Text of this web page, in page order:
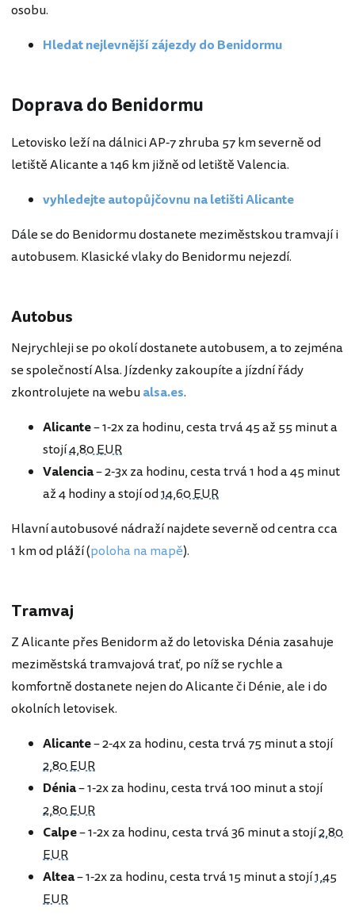
osobu.
Hledat nejlevnější zájezdy do Benidormu
Doprava do Benidormu
Letovisko leží na dálnici AP-7 zhruba 57 km severně od
letiště Alicante a 146 km jižně od letiště Valencia.
vyhledejte autopůjčovnu na letišti Alicante
Dále se do Benidormu dostanete meziměstskou tramvají i
autobusem. Klasické vlaky do Benidormu nejezdí.
Autobus
Nejrychleji se po okolí dostanete autobusem, a to zejména
se společností Alsa. Jízdenky zakoupíte a jízdní řády
zkontrolujete na webualsa.es.
Alicante– 1-2x za hodinu, cesta trvá 45 až 55 minut a
stojí4,80 EUR
Valencia– 2-3x za hodinu, cesta trvá 1 hod a 45 minut
až 4 hodiny a stojí od14,60 EUR
Hlavní autobusové nádraží najdete severně od centra cca
1 km od pláží (poloha na mapě).
Tramvaj
Z Alicante přes Benidorm až do letoviska Dénia zasahuje
meziměstská tramvajová trať, po níž se rychle a
komfortně dostanete nejen do Alicante či Dénie, ale i do
okolních letovisek.
Alicante– 2-4x za hodinu, cesta trvá 75 minut a stojí
2,80 EUR
Dénia– 1-2x za hodinu, cesta trvá 100 minut a stojí
2,80 EUR
Calpe– 1-2x za hodinu, cesta trvá 36 minut a stojí2,80
EUR
Altea– 1-2x za hodinu, cesta trvá 15 minut a stojí1,45
EUR